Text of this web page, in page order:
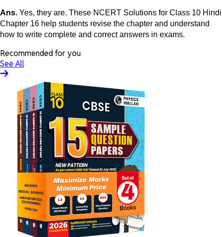
Ans. Yes, they are. These NCERT Solutions for Class 10 Hindi
Chapter 16 help students revise the chapter and understand
how to write complete and correct answers in exams.
Recommended for you
See All